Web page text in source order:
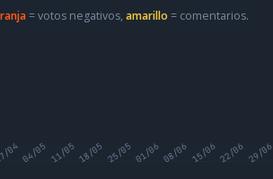
= votos negativos, amarillo = comentarios.
0404/05 11/0518/05 25/0501/0608/06 15/0622/06 29/06